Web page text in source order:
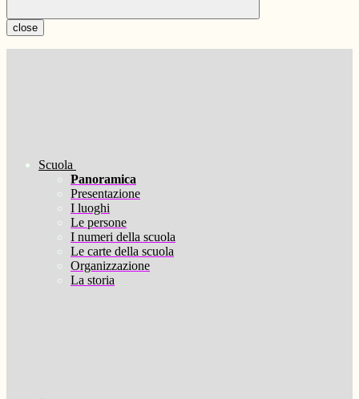
close
Scuola
Panoramica
Presentazione
I luoghi
Le persone
I numeri della scuola
Le carte della scuola
Organizzazione
La storia